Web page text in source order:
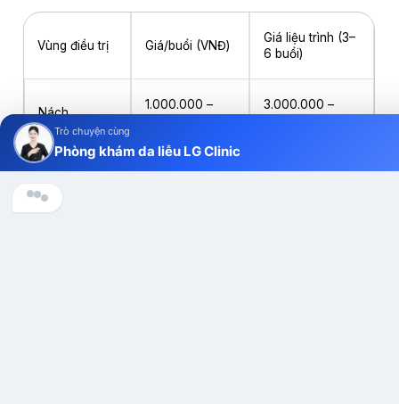
Vùng điều trị Giá/buổi (VNĐ)
Giá liệu trình (3–
6 buổi)
Nách
1.000.000 –
3.000.000 –
Cánh tay /
1.500.000 –
4.500.000 –
Trò chuyện cùng
Phòng khám da liễu LG Clinic
Chào anh/chị, Phòng khám Da liễu LG Clinic có thể hỗ trợ gì cho